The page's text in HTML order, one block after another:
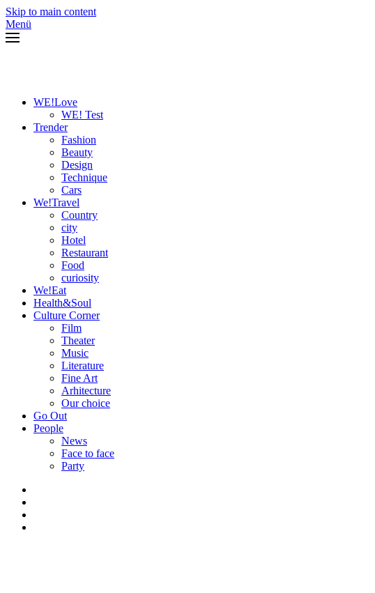
Skip to main content
Menü
WE!Love
WE! Test
Trender
Fashion
Beauty
Design
Technique
Cars
We!Travel
Country
city
Hotel
Restaurant
Food
curiosity
We!Eat
Health&Soul
Culture Corner
Film
Theater
Music
Literature
Fine Art
Arhitecture
Our choice
Go Out
People
News
Face to face
Party